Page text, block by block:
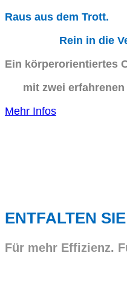
Raus aus dem Trott.
Rein in die
Ein körperorientiertes
mit zwei erfahrenen
Mehr Infos
ENTFALTEN
Für mehr Effizienz.